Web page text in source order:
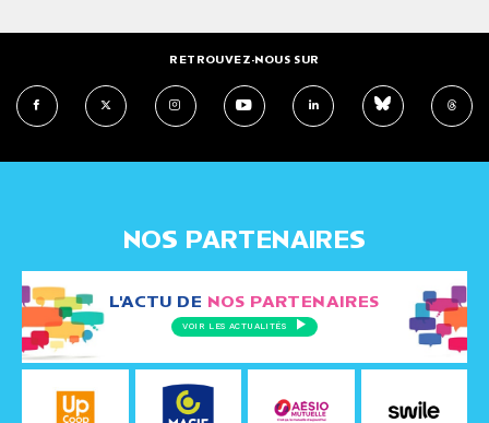
RETROUVEZ-NOUS SUR
NOS PARTENAIRES
L'ACTU DE NOS PARTENAIRES
VOIR LES ACTUALITÉS